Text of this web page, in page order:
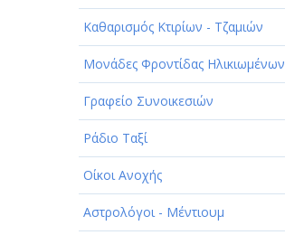
Καθαρισμός Κτιρίων - Τζαμιών
Μονάδες Φροντίδας Ηλικιωμένων
Γραφείο Συνοικεσιών
Ράδιο Ταξί
Οίκοι Ανοχής
Αστρολόγοι - Μέντιουμ